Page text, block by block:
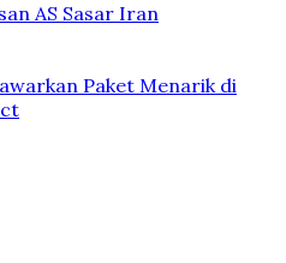
AS Sasar Iran
Paket Menarik di